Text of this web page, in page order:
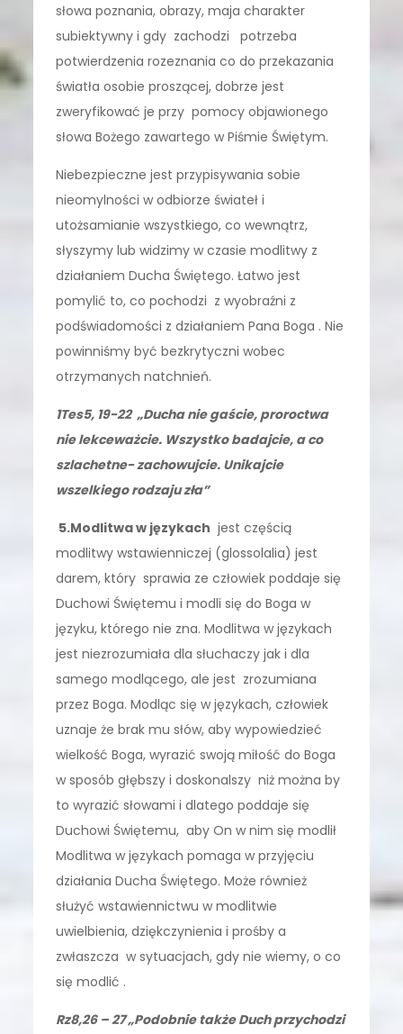
słowa poznania, obrazy, maja charakter
subiektywny i gdy zachodzi potrzeba
potwierdzenia rozeznania co do przekazania
światła osobie proszącej, dobrze jest
zweryfikować je przy pomocy objawionego
słowa Bożego zawartego w Piśmie Świętym.
Niebezpieczne jest przypisywania sobie
nieomylności w odbiorze świateł i
utożsamianie wszystkiego, co wewnątrz,
słyszymy lub widzimy w czasie modlitwy z
działaniem Ducha Świętego. Łatwo jest
pomylić to, co pochodzi z wyobraźni z
podświadomości z działaniem Pana Boga . Nie
powinniśmy być bezkrytyczni wobec
otrzymanych natchnień.
1Tes5, 19-22 „Ducha nie gaście, proroctwa
nie lekceważcie. Wszystko badajcie, a co
szlachetne- zachowujcie. Unikajcie
wszelkiego rodzaju zła”
5.Modlitwa w językach jest częścią
modlitwy wstawienniczej (glossolalia) jest
darem, który sprawia ze człowiek poddaje się
Duchowi Świętemu i modli się do Boga w
języku, którego nie zna. Modlitwa w językach
jest niezrozumiała dla słuchaczy jak i dla
samego modlącego, ale jest zrozumiana
przez Boga. Modląc się w językach, człowiek
uznaje że brak mu słów, aby wypowiedzieć
wielkość Boga, wyrazić swoją miłość do Boga
w sposób głębszy i doskonalszy niż można by
to wyrazić słowami i dlatego poddaje się
Duchowi Świętemu, aby On w nim się modlił
Modlitwa w językach pomaga w przyjęciu
działania Ducha Świętego. Może również
służyć wstawiennictwu w modlitwie
uwielbienia, dziękczynienia i prośby a
zwłaszcza w sytuacjach, gdy nie wiemy, o co
się modlić .
Rz8,26 – 27 „Podobnie także Duch przychodzi